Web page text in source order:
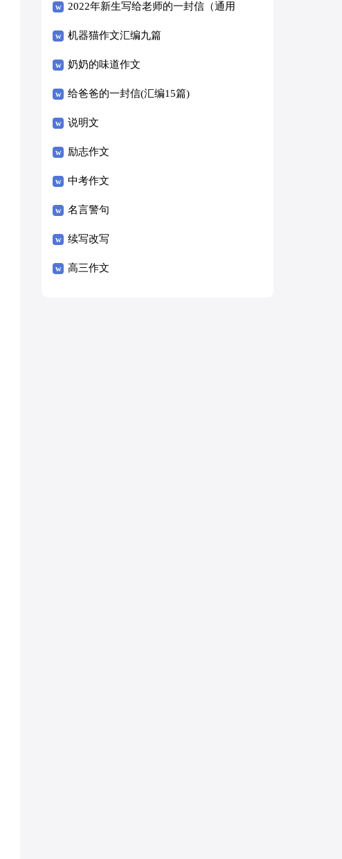
2022年新生写给老师的一封信（通用
8篇）
机器猫作文汇编九篇
奶奶的味道作文
给爸爸的一封信(汇编15篇)
说明文
励志作文
中考作文
名言警句
续写改写
高三作文